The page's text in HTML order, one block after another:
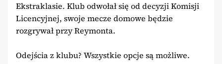
Ekstraklasie. Klub odwołał się od decyzji Komisji
Licencyjnej, swoje mecze domowe będzie
rozgrywał przy Reymonta.
Odejścia z klubu? Wszystkie opcje są możliwe.